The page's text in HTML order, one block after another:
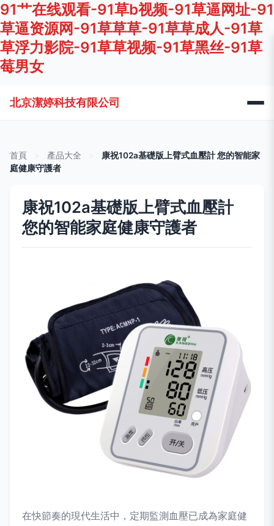
91艹在线观看-91草b视频-91草逼网址-91
草逼资源网-91草草草-91草草成人-91草
草浮力影院-91草草视频-91草黑丝-91草
莓男女
北京潔婷科技有限公司
首頁 產品大全
康祝102a基礎版上臂式血壓計 您的智能家
庭健康守護者
康祝102a基礎版上臂式血壓計
您的智能家庭健康守護者
在快節奏的現代生活中，定期監測血壓已成為家庭健